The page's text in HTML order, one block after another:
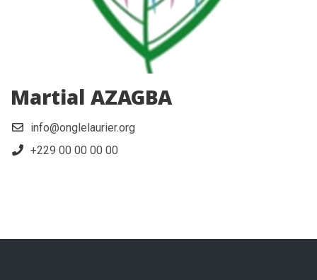
Martial AZAGBA
info@onglelaurier.org
+229 00 00 00 00